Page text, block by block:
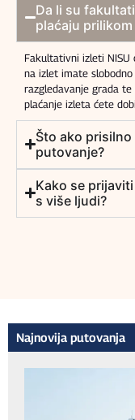
Da li su
plaćaju
Fakultativni izleti NISU
na izlet imate
razgledavanje grada
plaćanje izleta ćete
Što ako
putovanje?
Kako se
s više ljudi?
Najnovija putovanja